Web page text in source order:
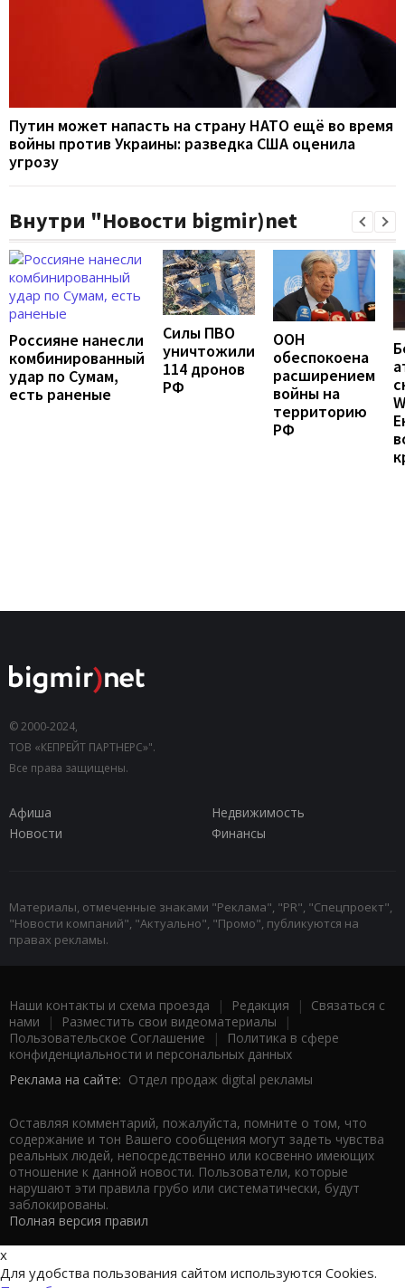
Путин может напасть на страну НАТО ещё во время
войны против Украины: разведка США оценила
угрозу
Внутри "Новости bigmir)net
Россияне нанесли
комбинированный
удар по Сумам,
есть раненые
Силы ПВО
уничтожили
114 дронов
РФ
ООН
обеспокоена
расширением
войны на
территорию
РФ
© 2000-2024,
ТОВ «КЕПРЕЙТ ПАРТНЕРС»".
Все права защищены.
Афиша
Недвижимость
Новости
Финансы
Материалы, отмеченные знаками "Реклама", "PR", "Спецпроект",
"Новости компаний", "Актуально", "Промо", публикуются на
правах рекламы.
Наши контакты и схема проезда | Редакция | Связаться с
нами | Разместить свои видеоматериалы |
Пользовательское Соглашение |
Политика в сфере
конфиденциальности и персональных данных
Реклама на сайте: Отдел продаж digital рекламы
Оставляя комментарий, пожалуйста, помните о том, что
содержание и тон Вашего сообщения могут задеть чувства
реальных людей, непосредственно или косвенно имеющих
отношение к данной новости. Пользователи, которые
нарушают эти правила грубо или систематически, будут
заблокированы.
Полная версия правил
x
Для удобства пользования сайтом используются Cookies.